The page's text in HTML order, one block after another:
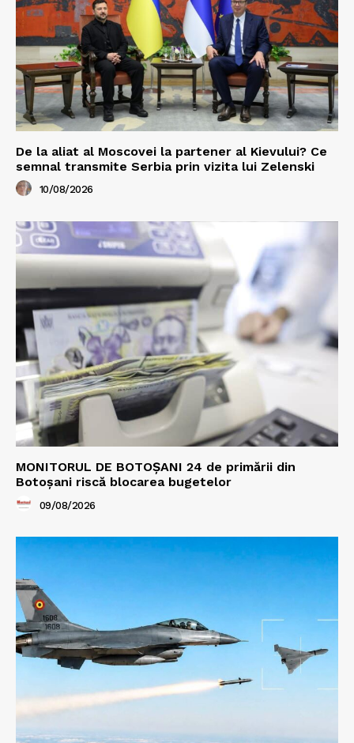
De la aliat al Moscovei la partener al Kievului? Ce
semnal transmite Serbia prin vizita lui Zelenski
10/08/2026
MONITORUL DE BOTOȘANI 24 de primării din
Botoșani riscă blocarea bugetelor
09/08/2026